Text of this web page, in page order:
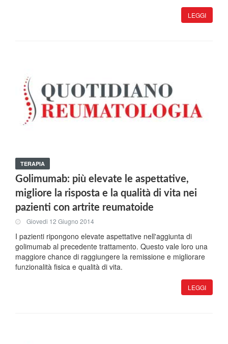
LEGGI
TERAPIA
Golimumab: più elevate le aspettative,
migliore la risposta e la qualità di vita nei
pazienti con artrite reumatoide
Giovedi 12 Giugno 2014
I pazienti ripongono elevate aspettative nell'aggiunta di
golimumab al precedente trattamento. Questo vale loro una
maggiore chance di raggiungere la remissione e migliorare
funzionalità fisica e qualità di vita.
LEGGI